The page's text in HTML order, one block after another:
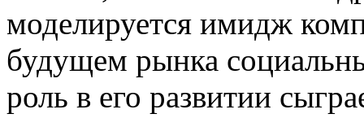
моделируется имидж
будущем рынка
роль в его развитии